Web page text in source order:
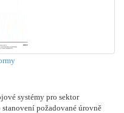
systémy pro sektor
požadované úrovně